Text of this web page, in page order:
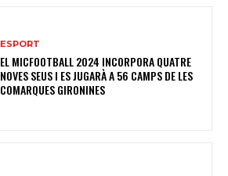
ESPORT
EL MICFOOTBALL 2024 INCORPORA QUATRE
NOVES SEUS I ES JUGARÀ A 56 CAMPS DE LES
COMARQUES GIRONINES